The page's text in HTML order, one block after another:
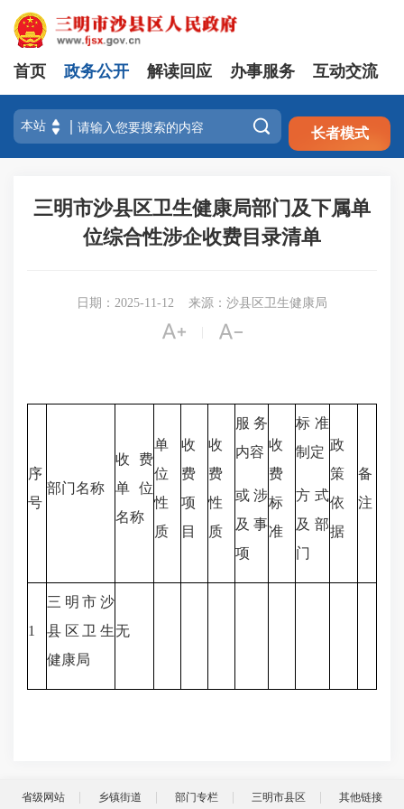
注册 登录
首页 政务公开 解读回应 办事服务 互动交流
 长者模式
三明市沙县区卫生健康局部门及下属单
位综合性涉企收费目录清单
日期：2025-11-12 来源：沙县区卫生健康局
 
序
号
部门名称
收费
单位
名称
单
位
性
质
收
费
项
目
收
费
性
质
服务
内容
或涉
及事
项
收
费
标
准
标准
制定
方式
及部
门
政
策
依
据
备
注
1
三明市沙
县区卫生
健康局
无
省级网站 乡镇街道 部门专栏 三明市县区 其他链接